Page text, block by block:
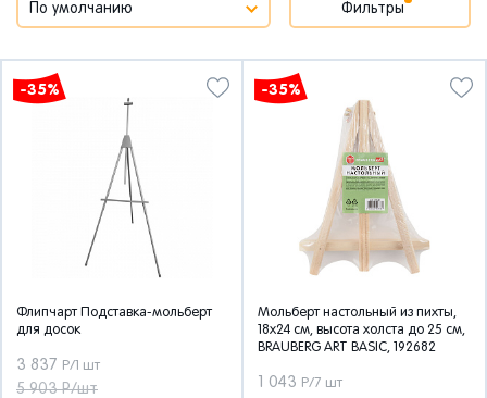
Фильтры
-35%
Флипчарт Подставка-мольберт
для досок
3 837 Р/1 шт
5 903 Р/шт
-35%
Мольберт настольный из пихты,
18х24 см, высота холста до 25 см,
BRAUBERG ART BASIC, 192682
1 043 Р/7 шт